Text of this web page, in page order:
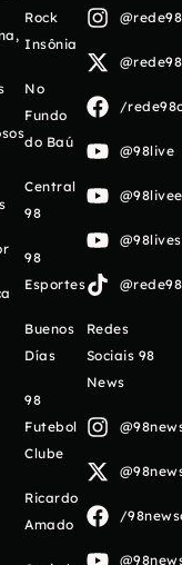
Rock
Insônia
No
Fundo
do Baú
Central
98
98
Esportes
Buenos
Días
98
Futebol
Clube
Ricardo
Amado
/
@98live
Redes
Sociais 98
News
/